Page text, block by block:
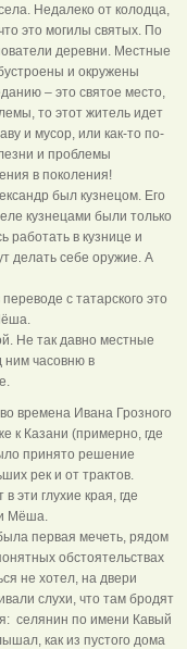
Недалеко от колодца,
это могилы святых. По
деревни. Местные
и окружены
– это святое место,
то этот житель идет
и мусор, или как-то по-
и проблемы
в поколения!
был кузнецом. Его
кузнецами были только
работать в кузнице и
делать себе оружие. А
с татарского это
Не так давно местные
ним часовню в
времена Ивана Грозного
к Казани (примерно, где
принято решение
рек и от трактов.
эти глухие края, где
Мёша.
первая мечеть, рядом
обстоятельствах
не хотел, на двери
слухи, что там бродят
селянин по имени Кавый
как из пустого дома